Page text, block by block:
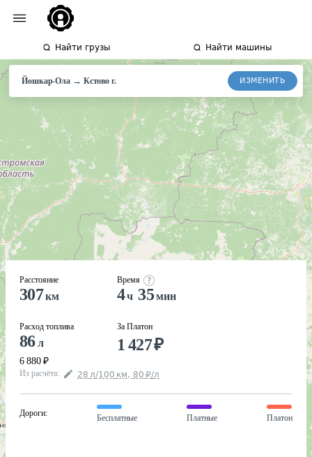
Найти грузы Найти машины
Йошкар-Ола → Кстовог. ИЗМЕНИТЬ
Расстояние
307км
Расход топлива
86л
6 880 ₽
Время
4ч 35мин
За Платон
1 427₽
Из расчёта: 28 л/100 км, 80 ₽/л
Дороги:
Бесплатные Платные Платон